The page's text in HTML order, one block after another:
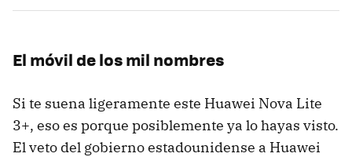
El móvil de los mil nombres
Si te suena ligeramente este Huawei Nova Lite
3+, eso es porque posiblemente ya lo hayas visto.
El veto del gobierno estadounidense a Huawei